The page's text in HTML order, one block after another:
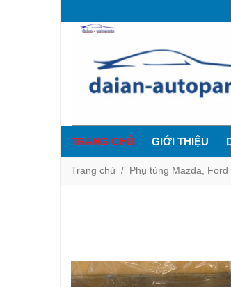
TRANG CHỦ GIỚI THIỆU
Trang chủ Phụ tùng Mazda,